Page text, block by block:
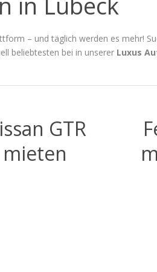
– und täglich werden es mehr!
beliebtesten bei in unserer Luxus
GTR
mieten